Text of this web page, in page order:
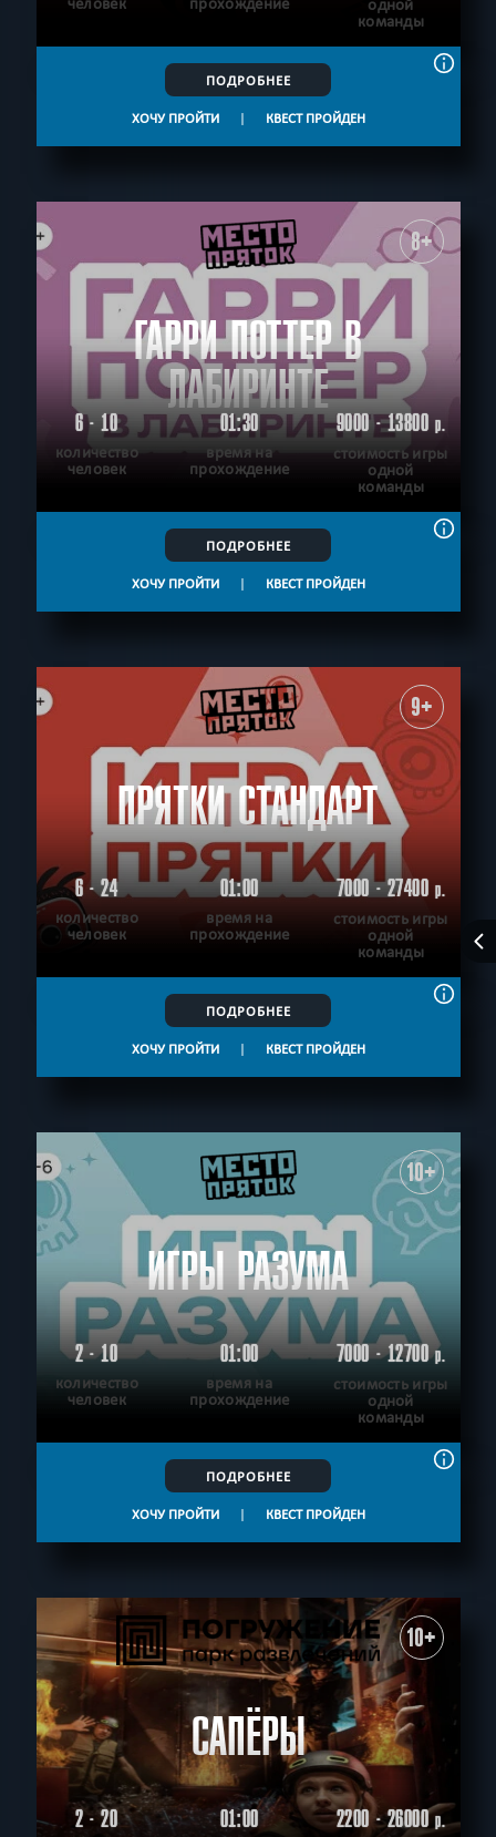
одной
команды
ПОДРОБНЕЕ
ХОЧУ ПРОЙТИ | КВЕСТ ПРОЙДЕН
8+
ГАРРИ ПОТТЕР В
ЛАБИРИНТЕ
6 - 10
количество
человек
01:30
время на
прохождение
9000 - 13800р.
стоимость игры
одной
команды
ПОДРОБНЕЕ
ХОЧУ ПРОЙТИ | КВЕСТ ПРОЙДЕН
9+
ПРЯТКИ СТАНДАРТ
6 - 24
количество
человек
01:00
время на
прохождение
7000 - 27400р.
стоимость игры
одной
команды
ПОДРОБНЕЕ
ХОЧУ ПРОЙТИ | КВЕСТ ПРОЙДЕН
10+
ИГРЫ РАЗУМА
2 - 10
количество
человек
01:00
время на
прохождение
7000 - 12700р.
стоимость игры
одной
команды
ПОДРОБНЕЕ
ХОЧУ ПРОЙТИ | КВЕСТ ПРОЙДЕН
10+
САПЁРЫ
2 - 20 01:00 2200 - 26000р.